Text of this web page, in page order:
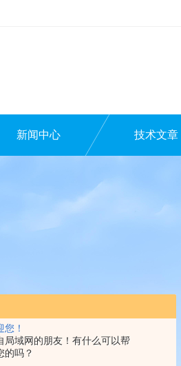
您！
局域网的朋友！有什么可以帮
的吗？
新闻中心 技术文章